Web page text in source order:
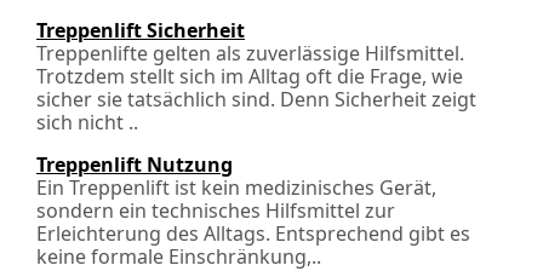
Treppenlift Sicherheit
Treppenlifte gelten als zuverlässige Hilfsmittel.
Trotzdem stellt sich im Alltag oft die Frage, wie
sicher sie tatsächlich sind. Denn Sicherheit zeigt
sich nicht ..
Treppenlift Nutzung
Ein Treppenlift ist kein medizinisches Gerät,
sondern ein technisches Hilfsmittel zur
Erleichterung des Alltags. Entsprechend gibt es
keine formale Einschränkung,..